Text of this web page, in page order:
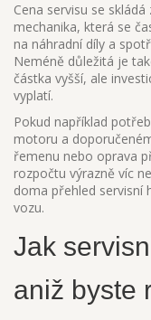
Cena servisu se
mechanika, která se
na náhradní díly a
Neméně důležitá je
částka vyšší, ale
vyplatí.
Pokud například
motoru a
řemenu nebo oprava
rozpočtu výrazně víc
doma přehled servisní
vozu.
Jak
aniž byste